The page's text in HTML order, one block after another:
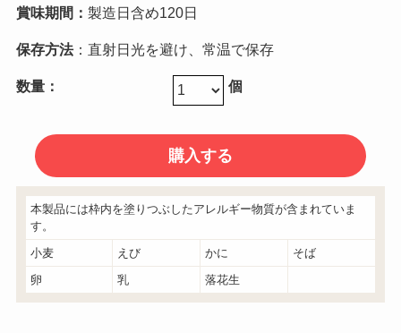
賞味期間： 製造日含め120日
保存方法：直射日光を避け、常温で保存
数量： 個
本製品には枠内を塗りつぶしたアレルギー物質が含まれていま
す。
小麦
えび かに
そば
卵
乳 落花生